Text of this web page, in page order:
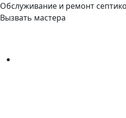
Обслуживание и ремонт
Вызвать мастера